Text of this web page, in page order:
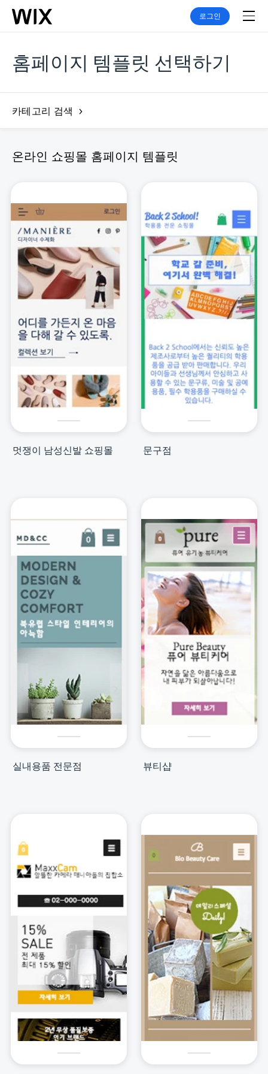
로그인
홈페이지 템플릿 선택하기
카테고리 검색
온라인 쇼핑몰 홈페이지 템플릿
멋쟁이 남성신발 쇼핑몰 문구점
실내용품 전문점 뷰티샵